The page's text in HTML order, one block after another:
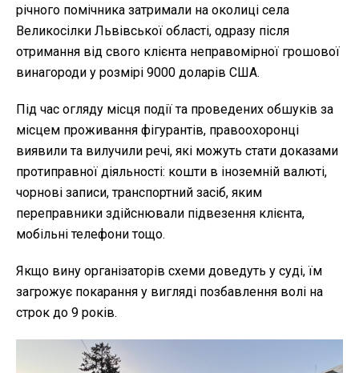
річного помічника затримали на околиці села
Великосілки Львівської області, одразу після
отримання від свого клієнта неправомірної грошової
винагороди у розмірі 9000 доларів США.
Під час огляду місця події та проведених обшуків за
місцем проживання фігурантів, правоохоронці
виявили та вилучили речі, які можуть стати доказами
протиправної діяльності: кошти в іноземній валюті,
чорнові записи, транспортний засіб, яким
переправники здійснювали підвезення клієнта,
мобільні телефони тощо.
Якщо вину організаторів схеми доведуть у суді, їм
загрожує покарання у вигляді позбавлення волі на
строк до 9 років.